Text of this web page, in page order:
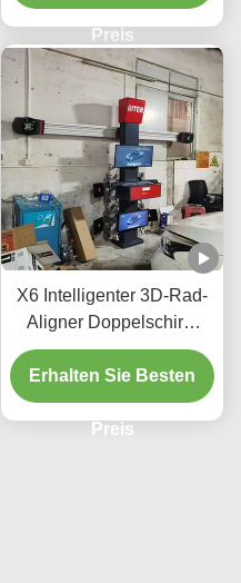
Preis
X6 Intelligenter 3D-Rad-
Aligner Doppelschirm
Echtzeit-Tracking und
hochpräzise 3D-
Bildgebung für eine
perfekte Ausrichtung
Erhalten Sie Besten
Preis